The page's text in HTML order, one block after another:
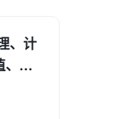
、计
、来